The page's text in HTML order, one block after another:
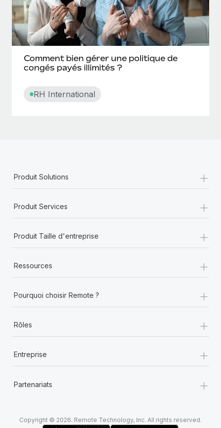
Classification professionnelle
Compa-ratio
Compétences interpersonnelles
Conge flottant
Congé de décès
Congé de maladie
Congé payé (PTO)
Congés de bénévolat
Congés payés
Comment bien gérer une politique de
congés payés illimités ?
RH International
Produit Solutions +
Produit Services +
Produit Taille d'entreprise +
Ressources +
Pourquoi choisir Remote ? +
Rôles +
Entreprise +
Partenariats +
Copyright © 2026. Remote Technology, Inc. All rights reserved.